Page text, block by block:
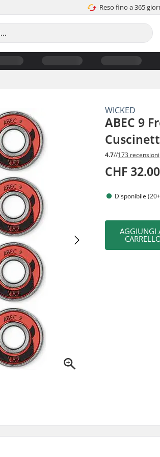
Reso fino a 365
WICKED
ABEC 9
4.7//173 recensioni
CHF 32.00
Disponibile
AGGIUNGI